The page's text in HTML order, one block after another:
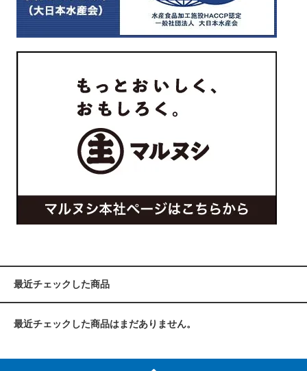
最近チェックした商品
最近チェックした商品はまだありません。